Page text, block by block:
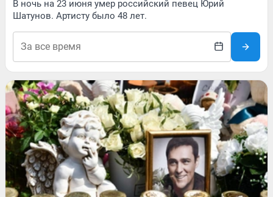
В ночь на 23 июня умер российский певец Юрий
Шатунов. Артисту было 48 лет.